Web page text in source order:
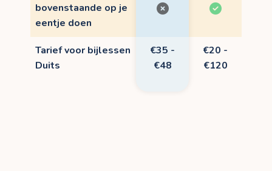
bovenstaande op je
eentje doen
Tarief voor bijlessen
Duits
€35 -
€48
€20 -
€120